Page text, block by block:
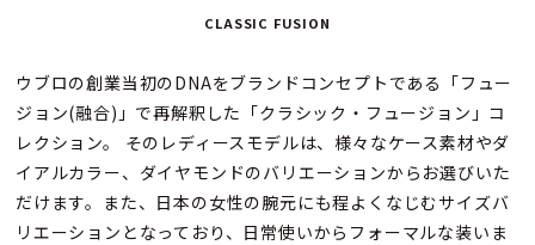
CLASSIC FUSION
ウブロの創業当初のDNAをブランドコンセプトである「フュー
ジョン(融合)」で再解釈した「クラシック・フュージョン」コ
レクション。 そのレディースモデルは、様々なケース素材やダ
イアルカラー、ダイヤモンドのバリエーションからお選びいた
だけます。また、日本の女性の腕元にも程よくなじむサイズバ
リエーションとなっており、日常使いからフォーマルな装いま